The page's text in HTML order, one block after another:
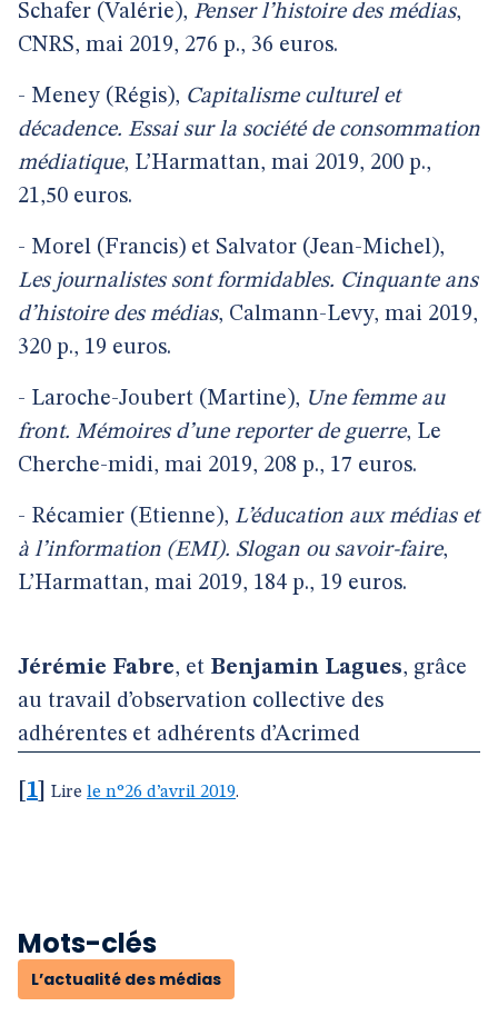
Schafer (Valérie), Penser l’histoire des médias,
CNRS, mai 2019, 276 p., 36 euros.
- Meney (Régis), Capitalisme culturel et
décadence. Essai sur la société de consommation
médiatique, L’Harmattan, mai 2019, 200 p.,
21,50 euros.
- Morel (Francis) et Salvator (Jean-Michel),
Les journalistes sont formidables. Cinquante ans
d’histoire des médias, Calmann-Levy, mai 2019,
320 p., 19 euros.
- Laroche-Joubert (Martine), Une femme au
front. Mémoires d’une reporter de guerre, Le
Cherche-midi, mai 2019, 208 p., 17 euros.
- Récamier (Etienne), L’éducation aux médias et
à l’information (EMI). Slogan ou savoir-faire,
L’Harmattan, mai 2019, 184 p., 19 euros.
Jérémie Fabre, et Benjamin Lagues, grâce
au travail d’observation collective des
adhérentes et adhérents d’Acrimed
1 Lire le n°26 d’avril 2019.
Mots-clés
L’actualité des médias